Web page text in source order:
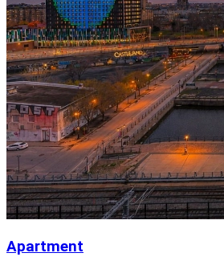
Apartment